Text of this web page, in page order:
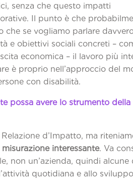
senza che questo impatti
Il punto è che
che se vogliamo parlare
e obiettivi sociali concreti –
economica – il lavoro più
è proprio nell’approccio del
con disabilità.
possa avere lo strumento della
d’Impatto, ma
interessante. Va
non un’azienda, quindi alcune
quotidiana e allo